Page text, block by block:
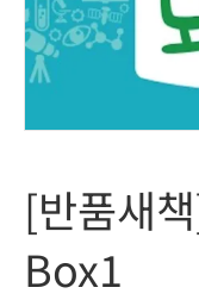
[반품새
Box1